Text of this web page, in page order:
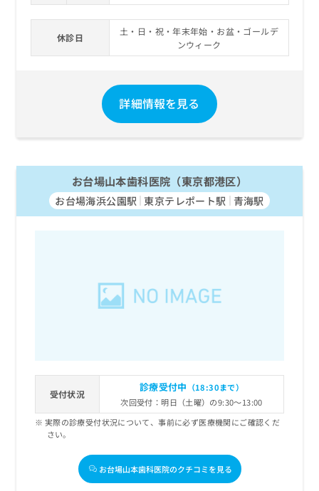
休診日
土・日・祝・年末年始・お盆・ゴールデ
ンウィーク
詳細情報を見る
お台場山本歯科医院（東京都港区）
お台場海浜公園駅 東京テレポート駅 青海駅
受付状況
診療受付中 （18:30まで）
次回受付：明日（土曜）の9:30～13:00
実際の診療受付状況について、事前に必ず医療機関にご確認くだ
さい。
お台場山本歯科医院のクチコミを見る